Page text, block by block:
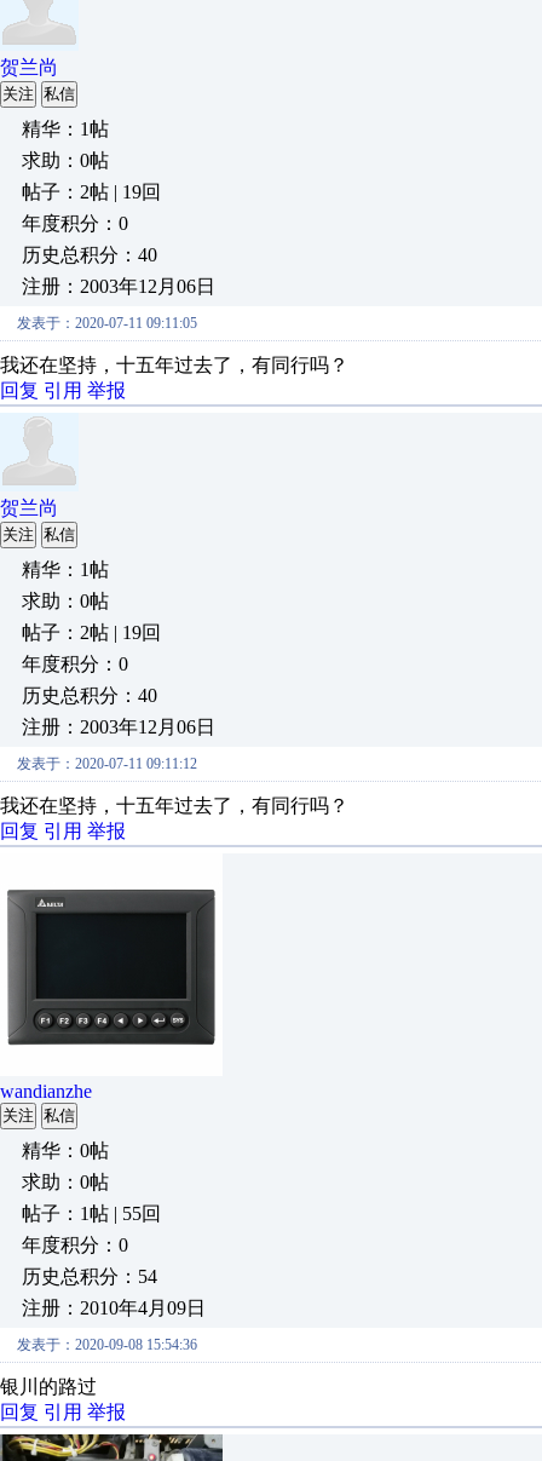
贺兰尚
关注 私信
精华：1帖
求助：0帖
帖子：2帖 | 19回
年度积分：0
历史总积分：40
注册：2003年12月06日
发表于：2020-07-11 09:11:05
我还在坚持，十五年过去了，有同行吗？
回复 引用 举报
贺兰尚
关注 私信
精华：1帖
求助：0帖
帖子：2帖 | 19回
年度积分：0
历史总积分：40
注册：2003年12月06日
发表于：2020-07-11 09:11:12
我还在坚持，十五年过去了，有同行吗？
回复 引用 举报
wandianzhe
关注 私信
精华：0帖
求助：0帖
帖子：1帖 | 55回
年度积分：0
历史总积分：54
注册：2010年4月09日
发表于：2020-09-08 15:54:36
银川的路过
回复 引用 举报